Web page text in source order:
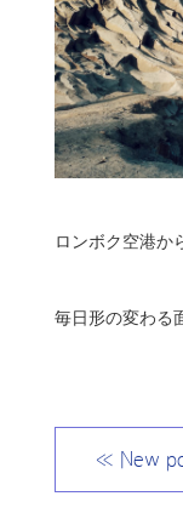
ロンボク空港か
毎日形の変わる
≪ New